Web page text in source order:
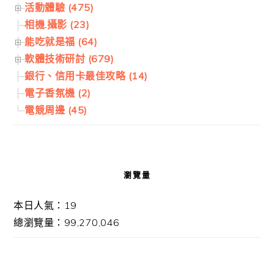
活動體驗 (475)
相機.攝影 (23)
能吃就是福 (64)
軟體技術研討 (679)
銀行、信用卡最佳攻略 (14)
電子香氛機 (2)
電競周邊 (45)
瀏覽量
本日人氣：19
總瀏覽量：99,270,046